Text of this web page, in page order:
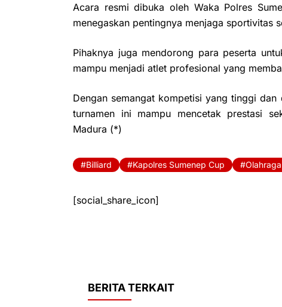
Acara resmi dibuka oleh Waka Polres
menegaskan pentingnya menjaga sportivitas
Pihaknya juga mendorong para peserta
mampu menjadi atlet profesional yang
Dengan semangat kompetisi yang tinggi
turnamen ini mampu mencetak prestasi
Madura (*)
Billiard Kapolres Sumenep Cup Olahraga
[social_share_icon]
BERITA TERKAIT